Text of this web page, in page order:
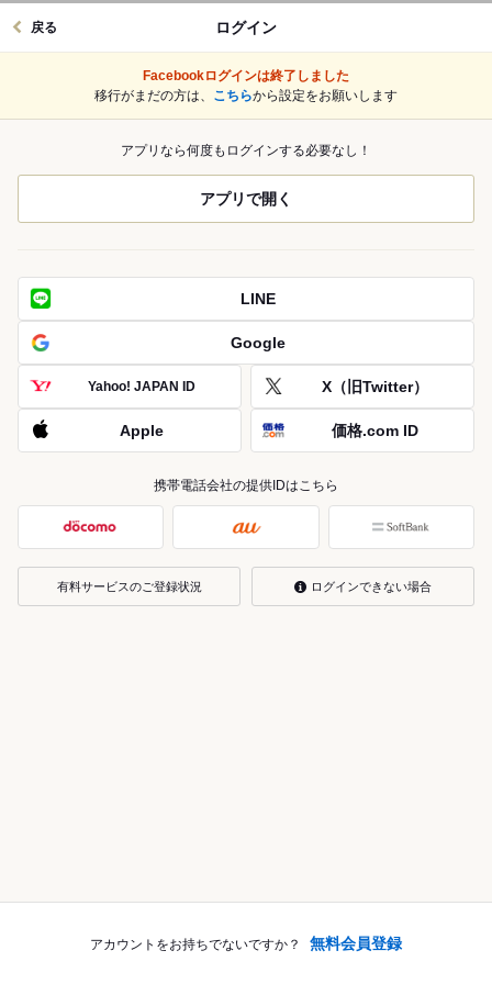
ログイン
戻る
Facebookログインは終了しました
移行がまだの方は、 こちらから設定をお願いします
アプリなら何度もログインする必要なし！
アプリで開く
LINE
Google
Yahoo! JAPAN ID X（旧Twitter）
Apple 価格.com ID
携帯電話会社の提供IDはこちら
有料サービスのご登録状況 ログインできない場合
アカウントをお持ちでないですか？ 無料会員登録